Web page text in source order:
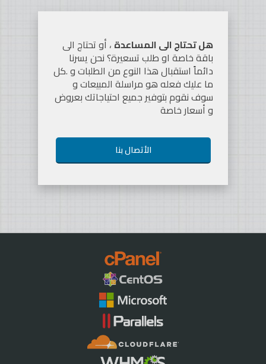
الأتصال بنا
هل تحتاج الى المساعدة ، أو تحتاج الى
باقة خاصة او طلب تسعيرة؟ نحن يسرنا
دائماً استقبال هذا النوع من الطلبات و .كل
ما عليك فعله هو مراسلة المبيعات و
سوف نقوم بتوفير جميع احتياجاتك بعروض
و أسعار خاصة